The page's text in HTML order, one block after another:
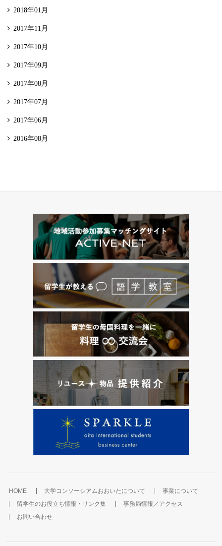
2018年01月
2017年11月
2017年10月
2017年09月
2017年08月
2017年07月
2017年06月
2016年08月
HOME 大学コンソーシアムおおいたについて
事業について
留学生のお役立ち情報・リンク集
事務局情報／アクセス
お問い合わせ